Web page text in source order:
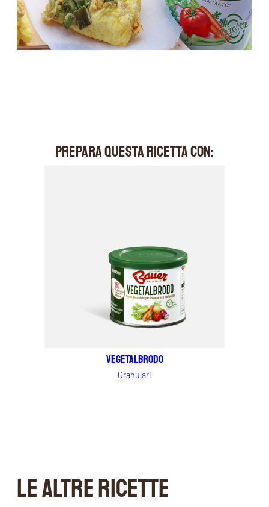
PREPARA QUESTA RICETTA CON:
Vegetalbrodo
Granulari
LE ALTRE RICETTE